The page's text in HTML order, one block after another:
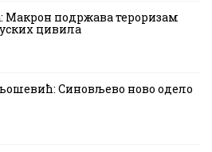
Макрон подржава тероризам
цивила
Синовљево ново одело